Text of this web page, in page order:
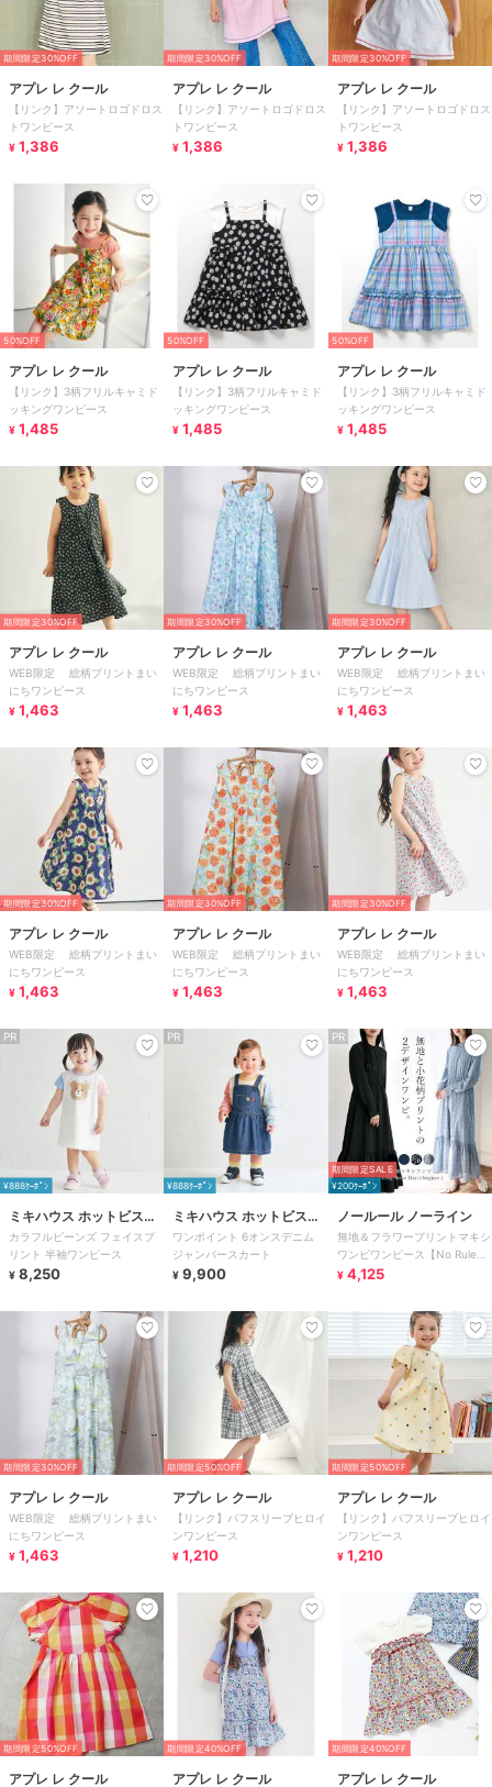
期間限定30%OFF
アプレ レ クール
【リンク】アソートロゴドロス
トワンピース
¥ 1,386
期間限定30%OFF
アプレ レ クール
【リンク】アソートロゴドロス
トワンピース
¥ 1,386
期間限定30%OFF
アプレ レ クール
【リンク】アソートロゴドロス
トワンピース
¥ 1,386
50%OFF
アプレ レ クール
【リンク】3柄フリルキャミド
ッキングワンピース
¥ 1,485
50%OFF
アプレ レ クール
【リンク】3柄フリルキャミド
ッキングワンピース
¥ 1,485
50%OFF
アプレ レ クール
【リンク】3柄フリルキャミド
ッキングワンピース
¥ 1,485
期間限定30%OFF
アプレ レ クール
WEB限定 総柄プリントまい
にちワンピース
¥ 1,463
期間限定30%OFF
アプレ レ クール
WEB限定 総柄プリントまい
にちワンピース
¥ 1,463
期間限定30%OFF
アプレ レ クール
WEB限定 総柄プリントまい
にちワンピース
¥ 1,463
期間限定30%OFF
アプレ レ クール
WEB限定 総柄プリントまい
にちワンピース
¥ 1,463
期間限定30%OFF
アプレ レ クール
WEB限定 総柄プリントまい
にちワンピース
¥ 1,463
期間限定30%OFF
アプレ レ クール
WEB限定 総柄プリントまい
にちワンピース
¥ 1,463
PR
¥888ｸｰﾎﾟﾝ
ミキハウス ホットビスケ
ッツ
カラフルビーンズ フェイスプ
リント 半袖ワンピース
¥ 8,250
PR
¥888ｸｰﾎﾟﾝ
ミキハウス ホットビスケ
ッツ
ワンポイント 6オンスデニム
ジャンパースカート
¥ 9,900
PR
期間限定SALE
¥200ｸｰﾎﾟﾝ
ノールール ノーライン
無地＆フラワープリントマキシ
ワンピワンピース【No Rule
No Line】
¥ 4,125
期間限定30%OFF
アプレ レ クール
WEB限定 総柄プリントまい
にちワンピース
¥ 1,463
期間限定50%OFF
アプレ レ クール
【リンク】パフスリーブヒロイ
ンワンピース
¥ 1,210
期間限定50%OFF
アプレ レ クール
【リンク】パフスリーブヒロイ
ンワンピース
¥ 1,210
期間限定50%OFF
アプレ レ クール
期間限定40%OFF
アプレ レ クール
期間限定40%OFF
アプレ レ クール